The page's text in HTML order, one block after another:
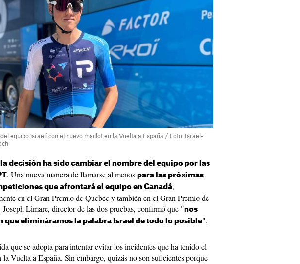
equipo israelí con el nuevo maillot en la Vuelta a España / Foto: Israel-
la decisión ha sido cambiar el nombre del equipo por las
. Una nueva manera de llamarse al menos para las próximas
que afrontará el equipo en Canadá,
en el Gran Premio de Quebec y también en el Gran Premio de
Limare, director de las dos pruebas, confirmó que "nos
que elimináramos la palabra Israel de todo lo posible".
que se adopta para intentar evitar los incidentes que ha tenido el
la Vuelta a España. Sin embargo, quizás no son suficientes porque